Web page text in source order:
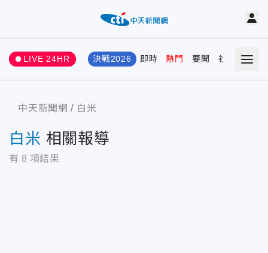
LIVE 24HR 決戰2026 即時 熱門 要聞 社會 娛樂
中天新聞網 白米
白米 相關報導
有 8 項結果